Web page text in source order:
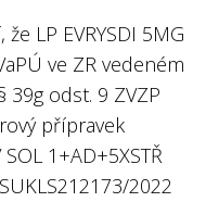
LP EVRYSDI 5MG
ve ZR vedeném
odst. 9 ZVZP
přípravek
1+AD+5XSTŘ
2022